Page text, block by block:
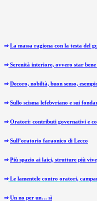
⇒ La massa ragiona con la testa del
⇒ Serenità interiore, ovvero star
⇒ Decoro, nobiltà, buon senso,
⇒ Sullo scisma lefebvriano e sui
⇒ Oratori: contributi governativi e
⇒ Sull’oratorio faraonico di Lecco
⇒ Più spazio ai laici, strutture più
⇒ Le lamentele contro oratori,
⇒ Un no per un… sì